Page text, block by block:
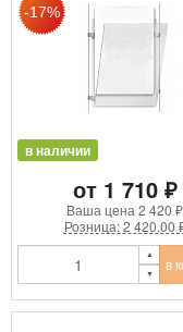
в наличии
от 1 710 ₽
Ваша цена 2 420 ₽
Розница: 2 420.00
в